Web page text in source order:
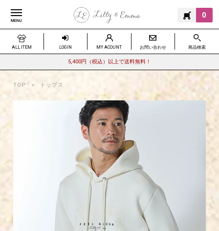
0
ALL ITEM LOGIN MY ACOUNT お問い合わせ 商品検索
5,400円（税込）以上で送料無料！
TOP トップス